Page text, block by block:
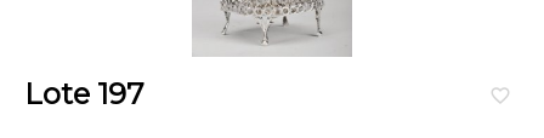
favorite_border
Lote 197